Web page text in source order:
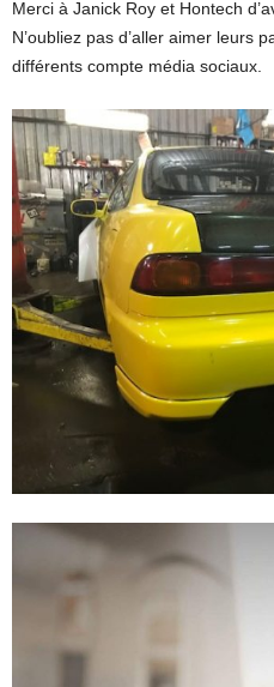
Merci à Janick Roy et Hontech
N’oubliez pas d’aller aimer leurs
différents compte média sociaux.